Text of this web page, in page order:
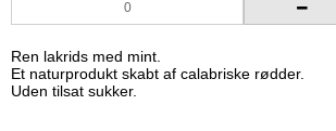
Ren lakrids med mint.
Et naturprodukt skabt af calabriske rødder.
​Uden tilsat sukker.